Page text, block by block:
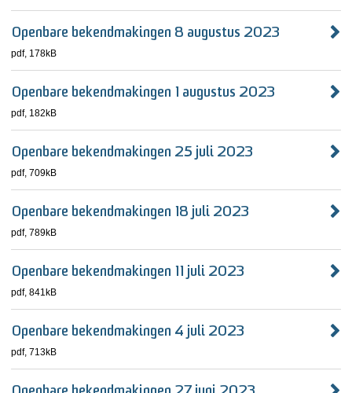
Openbare bekendmakingen 8 augustus 2023
pdf, 178kB
Openbare bekendmakingen 1 augustus 2023
pdf, 182kB
Openbare bekendmakingen 25 juli 2023
pdf, 709kB
Openbare bekendmakingen 18 juli 2023
pdf, 789kB
Openbare bekendmakingen 11 juli 2023
pdf, 841kB
Openbare bekendmakingen 4 juli 2023
pdf, 713kB